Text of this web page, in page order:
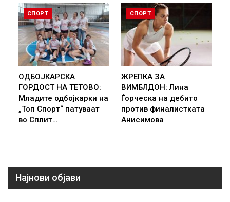
СПОРТ
ОДБОЈКАРСКА
ГОРДОСТ НА ТЕТОВО:
Младите одбојкарки на
„Топ Спорт“ патуваат
во Сплит…
СПОРТ
ЖРЕПКА ЗА
ВИМБЛДОН: Лина
Ѓорческа на дебито
против финалистката
Анисимова
Најнови објави